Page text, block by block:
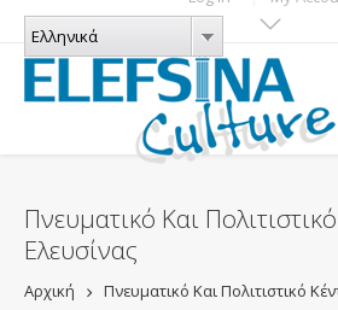
Παράκαμψη προς το κυρίως περιεχόμενο
ΓΛΏΣΣΕΣ
Ελληνικά
Ελληνικά
Πνευματικό Και
Ελευσίνας
Αρχική Πνευματικό Και Πολιτιστικό